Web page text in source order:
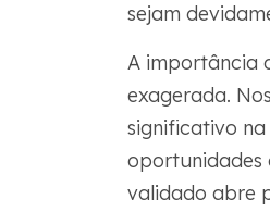
sejam
A importância
exagerada.
significativo
oportunidades
validado abre